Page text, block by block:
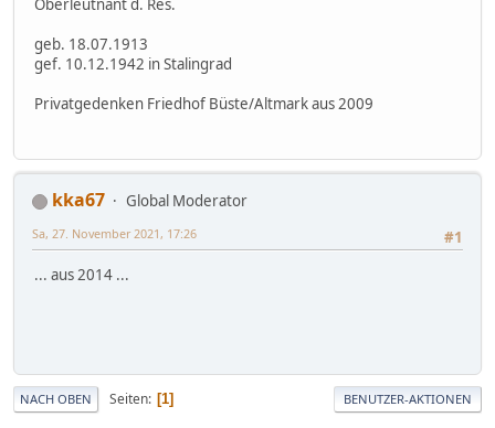
Oberleutnant d. Res.
geb. 18.07.1913
gef. 10.12.1942 in Stalingrad
Privatgedenken Friedhof Büste/Altmark aus 2009
kka67
Global Moderator
#1
Sa, 27. November 2021, 17:26
... aus 2014 ...
NACH OBEN Seiten 1 BENUTZER-AKTIONEN